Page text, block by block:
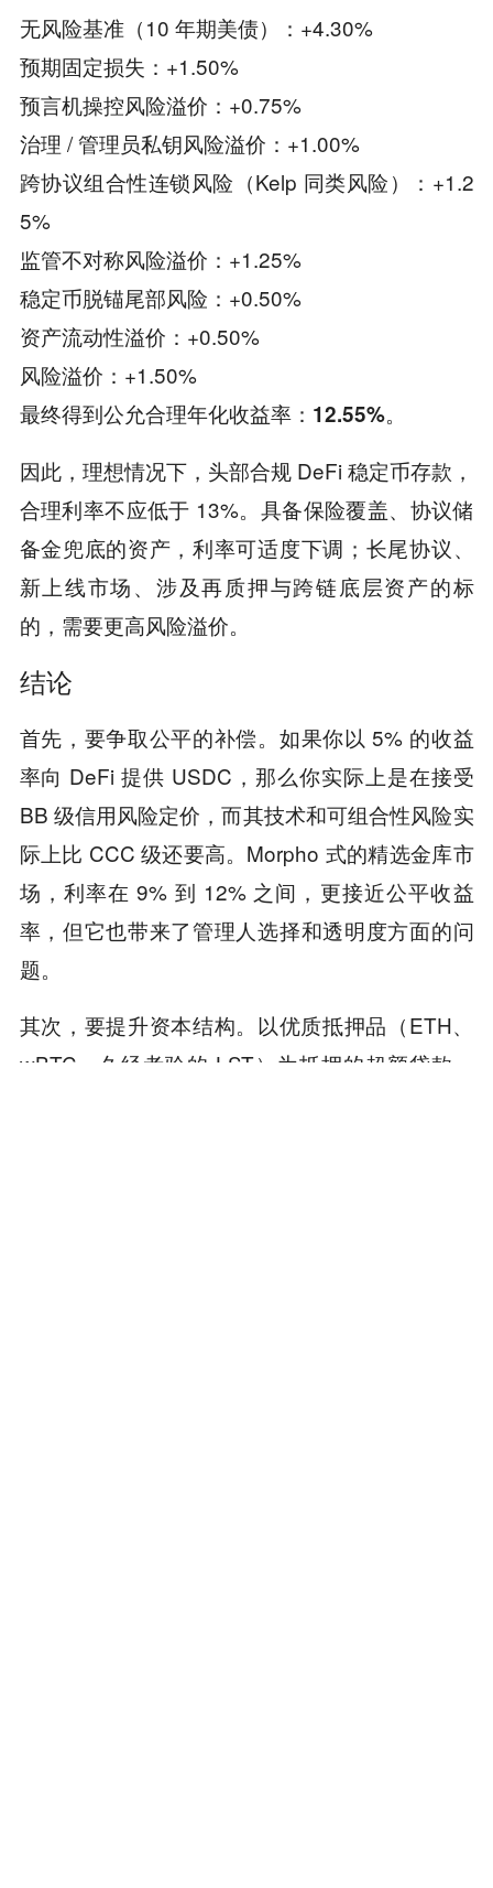
无风险基准（10 年期美债）：+4.30%
预期固定损失：+1.50%
预言机操控风险溢价：+0.75%
治理 / 管理员私钥风险溢价：+1.00%
跨协议组合性连锁风险（Kelp 同类风险）：+1.2
5%
监管不对称风险溢价：+1.25%
稳定币脱锚尾部风险：+0.50%
资产流动性溢价：+0.50%
风险溢价：+1.50%
最终得到公允合理年化收益率：12.55%。
因此，理想情况下，头部合规 DeFi 稳定币存款，
合理利率不应低于 13%。具备保险覆盖、协议储
备金兜底的资产，利率可适度下调；长尾协议、
新上线市场、涉及再质押与跨链底层资产的标
的，需要更高风险溢价。
结论
首先，要争取公平的补偿。如果你以 5% 的收益
率向 DeFi 提供 USDC，那么你实际上是在接受
BB 级信用风险定价，而其技术和可组合性风险实
际上比 CCC 级还要高。Morpho 式的精选金库市
场，利率在 9% 到 12% 之间，更接近公平收益
率，但它也带来了管理人选择和透明度方面的问
题。
其次，要提升资本结构。以优质抵押品（ETH、
wBTC、久经考验的 LST）为抵押的超额贷款，